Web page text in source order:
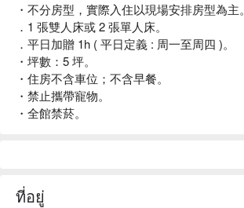
・不分房型，實際入住以現場安排房型為主。
．1 張雙人床或 2 張單人床。
．平日加贈 1h ( 平日定義 : 周一至周四 )。
・坪數：5 坪。
・住房不含車位；不含早餐。
・禁止攜帶寵物。
・全館禁菸。
ที่อยู่